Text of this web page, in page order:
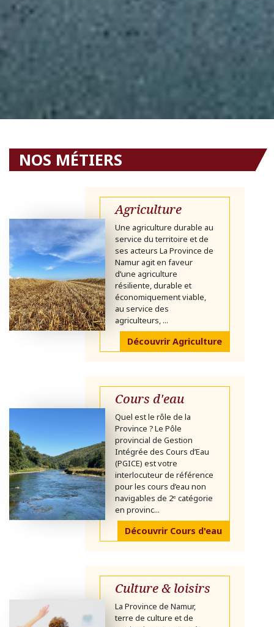
NOS MÉTIERS
Agriculture
Une agriculture durable au
service du territoire et de
ses acteurs La Province de
Namur agit en faveur
d’une agriculture
résiliente, durable et
économiquement viable,
au service des
agriculteurs, ...
Découvrir Agriculture
Cours d'eau
Quel est le rôle de la
Province ? Le Pôle
provincial de Gestion
Intégrée des Cours d’Eau
(PGICE) est votre
interlocuteur de référence
pour les cours d’eau non
navigables de 2ᵉ catégorie
en provinc...
Découvrir Cours d'eau
Culture & loisirs
La Province de Namur,
terre de culture et de